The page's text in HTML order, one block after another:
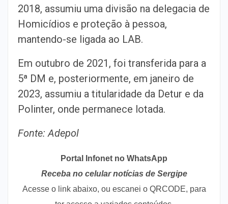
2018, assumiu uma divisão na delegacia de
Homicídios e proteção à pessoa,
mantendo-se ligada ao LAB.
Em outubro de 2021, foi transferida para a
5ª DM e, posteriormente, em janeiro de
2023, assumiu a titularidade da Detur e da
Polinter, onde permanece lotada.
Fonte: Adepol
Portal Infonet no WhatsApp
Receba no celular notícias de Sergipe
Acesse o link abaixo, ou escanei o QRCODE, para